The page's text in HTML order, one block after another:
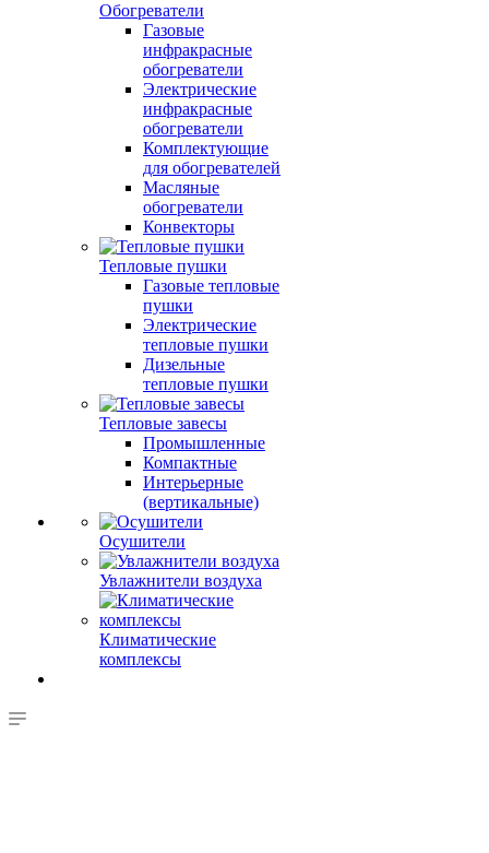
Обогреватели
Газовые
инфракрасные
обогреватели
Электрические
инфракрасные
обогреватели
Комплектующие
для обогревателей
Масляные
обогреватели
Конвекторы
Тепловые пушки
Газовые тепловые
пушки
Электрические
тепловые пушки
Дизельные
тепловые пушки
Тепловые завесы
Промышленные
Компактные
Интерьерные
(вертикальные)
Осушители
Увлажнители воздуха
Климатические
комплексы